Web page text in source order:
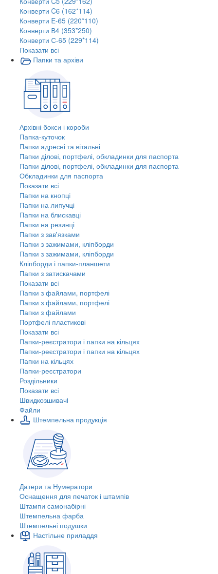
Конверти C6 (162*114)
Конверти E-65 (220*110)
Конверти В4 (353*250)
Конверти С-65 (229*114)
Показати всі
Папки та архіви
Архівні бокси і короби
Папка-куточок
Папки адресні та вітальні
Папки ділові, портфелі, обкладинки для паспорта
Папки ділові, портфелі, обкладинки для паспорта
Обкладинки для паспорта
Показати всі
Папки на кнопці
Папки на липучці
Папки на блискавці
Папки на резинці
Папки з зав'язками
Папки з зажимами, кліпборди
Папки з зажимами, кліпборди
Кліпборди і папки-планшети
Папки з затискачами
Показати всі
Папки з файлами, портфелі
Папки з файлами, портфелі
Папки з файлами
Портфелі пластикові
Показати всі
Папки-реєстратори і папки на кільцях
Папки-реєстратори і папки на кільцях
Папки на кільцях
Папки-реєстратори
Роздільники
Показати всі
Швидкозшивачi
Файли
Штемпельна продукція
Датери та Нумератори
Оснащення для печаток і штампів
Штампи самонабірні
Штемпельна фарба
Штемпельні подушки
Настільне приладдя